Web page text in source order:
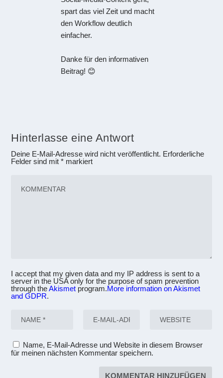
spart das viel Zeit und macht
den Workflow deutlich
einfacher.
Danke für den informativen
Beitrag! 😊
Hinterlasse eine Antwort
Deine E-Mail-Adresse wird nicht veröffentlicht. Erforderliche
Felder sind mit* markiert
I accept that my given data and my IP address is sent to a
server in the USA only for the purpose of spam prevention
through theAkismet program.More information on Akismet
and GDPR.
Name, E-Mail-Adresse und Website in diesem Browser
für meinen nächsten Kommentar speichern.